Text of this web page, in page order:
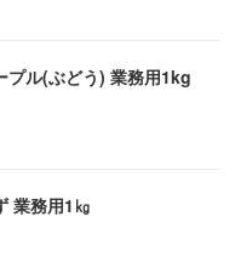
プル(ぶどう) 業務用1kg
業務用1㎏